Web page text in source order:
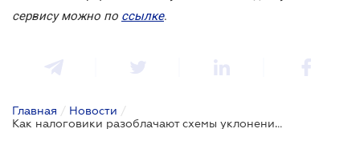
сервису можно по ссылке.
Главная / Новости /
Как налоговики разоблачают схемы уклонения от уплаты налогов